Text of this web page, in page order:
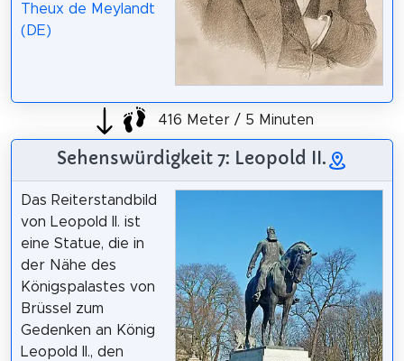
Theux de Meylandt
(DE)
416 Meter / 5 Minuten
Sehenswürdigkeit 7: Leopold II.
Das Reiterstandbild
von Leopold II. ist
eine Statue, die in
der Nähe des
Königspalastes von
Brüssel zum
Gedenken an König
Leopold II., den